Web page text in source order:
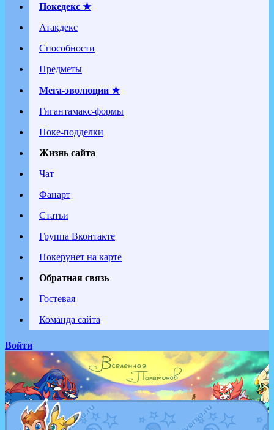
Покедекс ★
Атакдекс
Способности
Предметы
Мега-эволюции ★
Гигантамакс-формы
Поке-подделки
Жизнь сайта
Чат
Фанарт
Статьи
Группа Вконтакте
Покерунет на карте
Обратная связь
Гостевая
Команда сайта
Войти